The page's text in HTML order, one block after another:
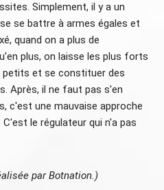
Simplement, il y a un
se battre à armes égales et
quand on a plus de
plus, on laisse les plus forts
petits et se constituer des
Après, il ne faut pas s'en
c'est une mauvaise approche
le régulateur qui n'a pas
par Botnation.)